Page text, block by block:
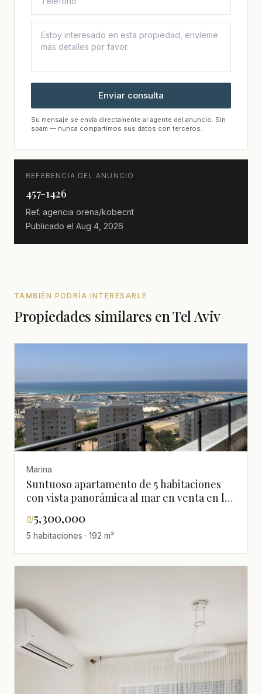
Enviar consulta
Su mensaje se envía directamente al agente del anuncio. Sin
spam — nunca compartimos sus datos con terceros.
REFERENCIA DEL ANUNCIO
457-1426
Ref. agencia orena/kobecnt
Publicado el Aug 4, 2026
TAMBIÉN PODRÍA INTERESARLE
Propiedades similares en Tel Aviv
Marina
Suntuoso apartamento de 5 habitaciones
con vista panorámica al mar en venta en la
₪5,300,000
5 habitaciones · 192 m²